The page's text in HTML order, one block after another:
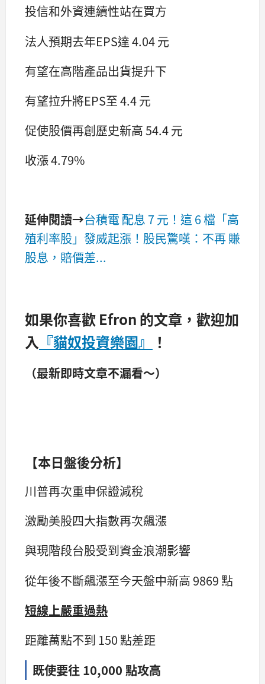
投信和外資連續性站在買方
法人預期去年EPS達 4.04 元
有望在高階產品出貨提升下
有望拉升將EPS至 4.4 元
促使股價再創歷史新高 54.4 元
收漲 4.79%
延伸閱讀→台積電 配息 7 元！這 6 檔「高
殖利率股」發威起漲！股民驚嘆：不再 賺
股息，賠價差...
如果你喜歡 Efron 的文章，歡迎加
入 『貓奴投資樂園』 ！
（最新即時文章不漏看～）
【本日盤後分析】
川普再次重申保證減稅
激勵美股四大指數再次飆漲
與現階段台股受到資金浪潮影響
從年後不斷飆漲至今天盤中新高 9869 點
短線上嚴重過熱
距離萬點不到 150 點差距
既使要往 10,000 點攻高